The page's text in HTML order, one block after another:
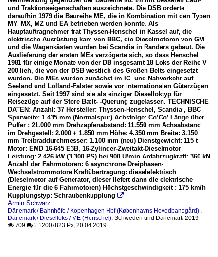
und Traktionseigenschaften auszeichnete. Die DSB orderte
daraufhin 1979 die Baureihe ME, die in Kombination mit den Typen
MY, MX, MZ und EA betrieben werden konnte. Als
Hauptauftragnehmer trat Thyssen-Henschel in Kassel auf, die
elektrische Ausrüstung kam von BBC, die Dieselmotoren von GM
und die Wagenkästen wurden bei Scandia in Randers gebaut. Die
Auslieferung der ersten MEs verzögerte sich, so dass Henschel
1981 für einige Monate von der DB insgesamt 18 Loks der Reihe V
200 lieh, die von der DSB westlich des Großen Belts eingesetzt
wurden. Die MEs wurden zunächst im IC- und Nahverkehr auf
Seeland und Lolland-Falster sowie vor internationalen Güterzügen
eingesetzt. Seit 1997 sind sie als einziger Dieselloktyp für
Reisezüge auf der Store Bælt- -Querung zugelassen. TECHNISCHE
DATEN: Anzahl: 37 Hersteller: Thyssen-Henschel, Scandia , BBC
Spurweite: 1.435 mm (Normalspur) Achsfolge: Co’Co’ Länge über
Puffer : 21.000 mm Drehzapfenabstand: 11.550 mm Achsabstand
im Drehgestell: 2.000 + 1.850 mm Höhe: 4.350 mm Breite: 3.150
mm Treibraddurchmesser: 1.100 mm (neu) Dienstgewicht: 115 t
Motor: EMD 16-645 E3B, 16-Zylinder-Zweitakt-Dieselmotor
Leistung: 2.426 kW (3.300 PS) bei 900 U/min Anfahrzugkraft: 360 kN
Anzahl der Fahrmotoren: 6 asynchrone Dreiphasen-
Wechselstrommotore Kraftübertragung: dieselelektrisch
(Dieselmotor auf Generator, dieser liefert dann die elektrische
Energie für die 6 Fahrmotoren) Höchstgeschwindigkeit : 175 km/h
Kupplungstyp: Schraubenkupplung 
Armin Schwarz
Dänemark / Bahnhöfe / Kopenhagen Hbf (Københavns Hovedbanegård).,
Dänemark / Dieselloks / ME (Henschel), Schweden und Dänemark 2019
 709  2 1200x823 Px, 20.04.2019